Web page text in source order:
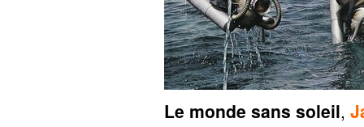
Le monde sans soleil,